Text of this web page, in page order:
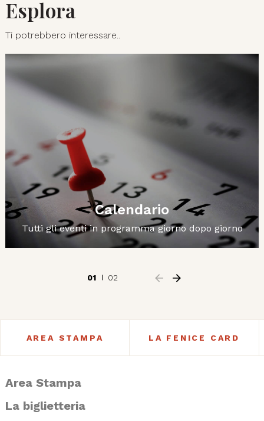
Esplora
Ti potrebbero interessare..
Calendario
Tutti gli eventi in programma giorno dopo giorno
01 02
AREA STAMPA LA FENICE CARD
Area Stampa
La biglietteria